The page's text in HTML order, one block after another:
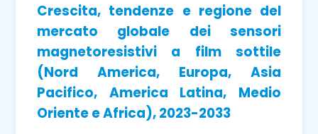
Crescita, tendenze e regione del
mercato globale dei sensori
magnetoresistivi a film sottile
(Nord America, Europa, Asia
Pacifico, America Latina, Medio
Oriente e Africa), 2023-2033